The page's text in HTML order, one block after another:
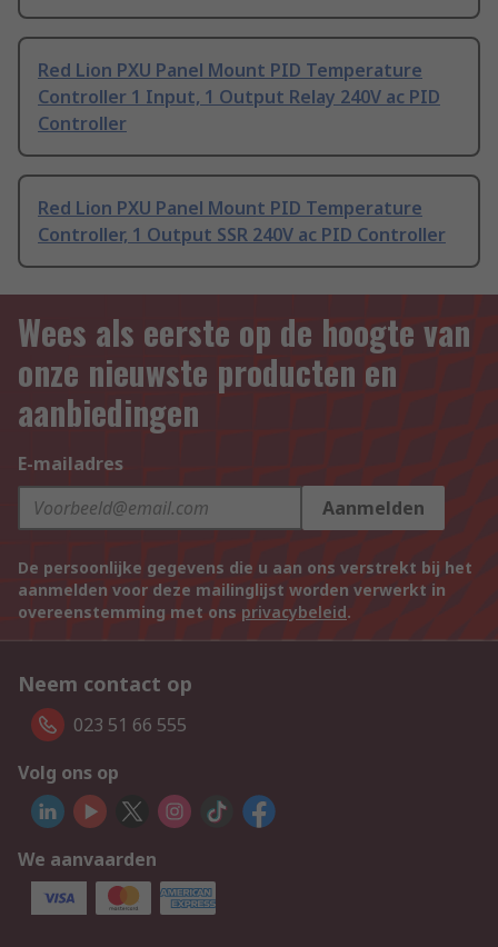
Red Lion PXU Panel Mount PID Temperature
Controller 1 Input, 1 Output Relay 240V ac PID
Controller
Red Lion PXU Panel Mount PID Temperature
Controller, 1 Output SSR 240V ac PID Controller
Wees als eerste op de hoogte van
onze nieuwste producten en
aanbiedingen
E-mailadres
Aanmelden
De persoonlijke gegevens die u aan ons verstrekt bij het
aanmelden voor deze mailinglijst worden verwerkt in
overeenstemming met ons privacybeleid.
Neem contact op
023 51 66 555
Volg ons op
We aanvaarden